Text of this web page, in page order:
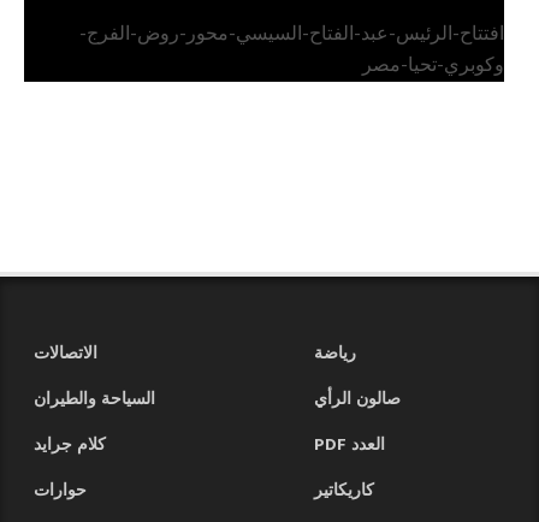
افتتاح-الرئيس-عبد-الفتاح-السيسي-محور-روض-الفرج-
وكوبري-تحيا-مصر
رياضة
الاتصالات
صالون الرأي
السياحة والطيران
العدد PDF
كلام جرايد
كاريكاتير
حوارات